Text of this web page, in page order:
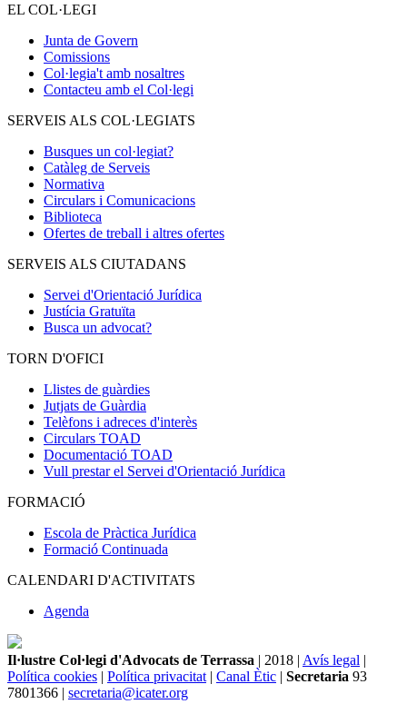
EL COL·LEGI
Junta de Govern
Comissions
Col·legia't amb nosaltres
Contacteu amb el Col·legi
SERVEIS ALS COL·LEGIATS
Busques un col·legiat?
Catàleg de Serveis
Normativa
Circulars i Comunicacions
Biblioteca
Ofertes de treball i altres ofertes
SERVEIS ALS CIUTADANS
Servei d'Orientació Jurídica
Justícia Gratuïta
Busca un advocat?
TORN D'OFICI
Llistes de guàrdies
Jutjats de Guàrdia
Telèfons i adreces d'interès
Circulars TOAD
Documentació TOAD
Vull prestar el Servei d'Orientació Jurídica
FORMACIÓ
Escola de Pràctica Jurídica
Formació Continuada
CALENDARI D'ACTIVITATS
Agenda
Il·lustre Col·legi d'Advocats de Terrassa | 2018 | Avís legal |
Política cookies | Política privacitat | Canal Ètic | Secretaria 93
7801366 | secretaria@icater.org